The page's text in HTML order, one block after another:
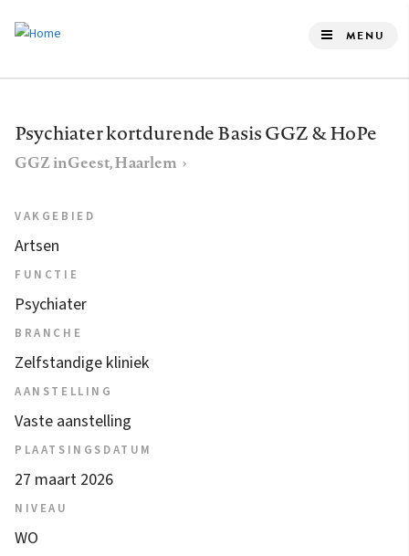
de
gaan
MENU
Psychiater kortdurende Basis GGZ & HoPe
GGZ inGeest, Haarlem
VAKGEBIED
Artsen
FUNCTIE
Psychiater
BRANCHE
Zelfstandige kliniek
AANSTELLING
Vaste aanstelling
PLAATSINGSDATUM
27 maart 2026
NIVEAU
WO